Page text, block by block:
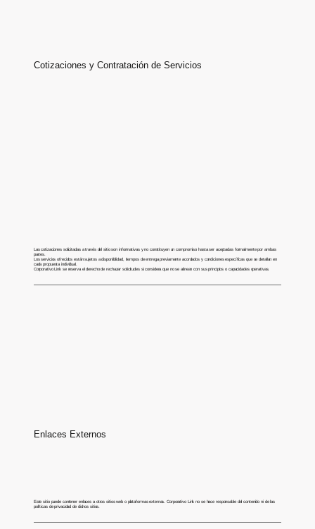
Cotizaciones y Contratación de Servicios
Las cotizaciones solicitadas a través del sitio son informativas y no constituyen un compromiso hasta ser aceptadas formalmente por ambas
partes.
Los servicios ofrecidos están sujetos a disponibilidad, tiempos de entrega previamente acordados y condiciones específicas que se detallan en
cada propuesta individual.
Corporativo Link se reserva el derecho de rechazar solicitudes si considera que no se alinean con sus principios o capacidades operativas.
Enlaces Externos
Este sitio puede contener enlaces a otros sitios web o plataformas externas. Corporativo Link no se hace responsable del contenido ni de las
políticas de privacidad de dichos sitios.